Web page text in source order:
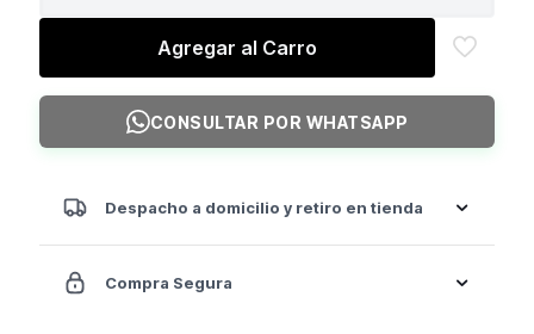
22mm
45-
Lbs
Agregar al Carro
CONSULTAR POR WHATSAPP
Despacho a domicilio y retiro en tienda
Compra Segura